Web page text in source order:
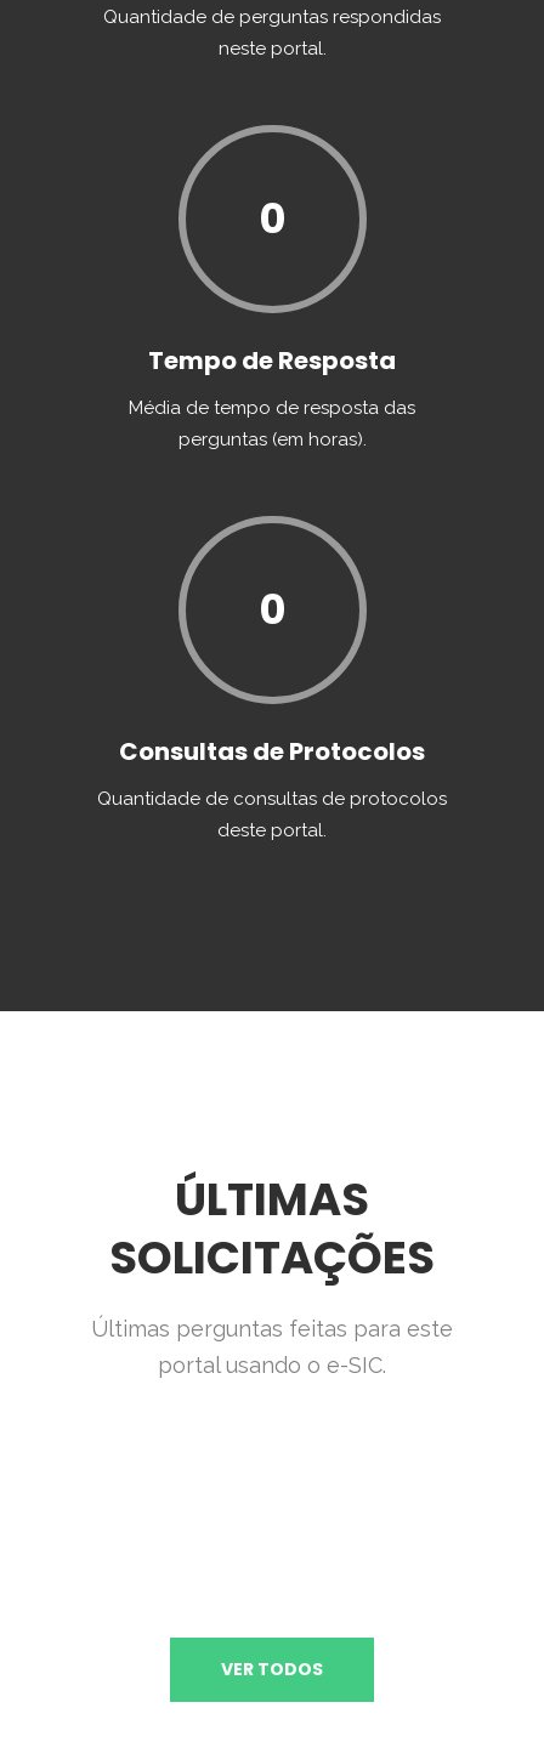
Quantidade de perguntas respondidas
neste portal.
0
Tempo de Resposta
Média de tempo de resposta das
perguntas (em horas).
0
Consultas de Protocolos
Quantidade de consultas de protocolos
deste portal.
ÚLTIMAS
SOLICITAÇÕES
Últimas perguntas feitas para este
portal usando o e-SIC.
VER TODOS